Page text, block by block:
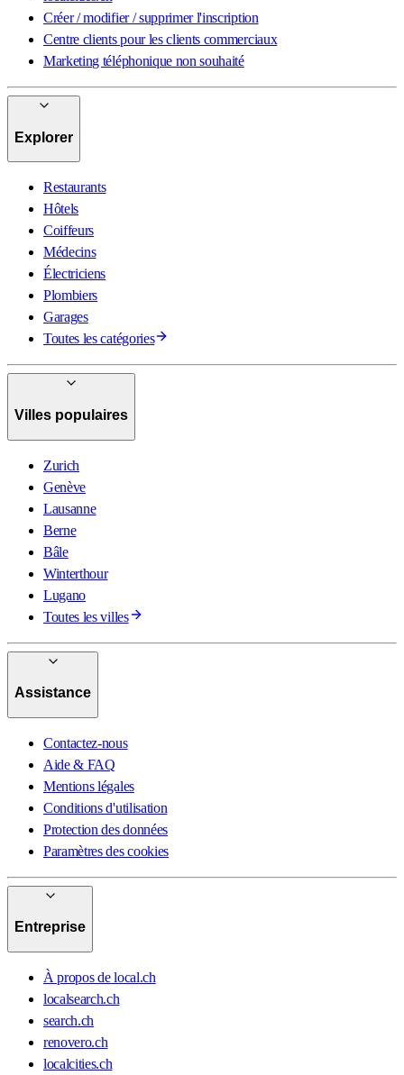
Créer / modifier / supprimer l'inscription
Centre clients pour les clients commerciaux
Marketing téléphonique non souhaité
Explorer
Restaurants
Hôtels
Coiffeurs
Médecins
Électriciens
Plombiers
Garages
Toutes les catégories
Villes populaires
Zurich
Genève
Lausanne
Berne
Bâle
Winterthour
Lugano
Toutes les villes
Assistance
Contactez-nous
Aide & FAQ
Mentions légales
Conditions d'utilisation
Protection des données
Paramètres des cookies
Entreprise
À propos de local.ch
localsearch.ch
search.ch
renovero.ch
localcities.ch